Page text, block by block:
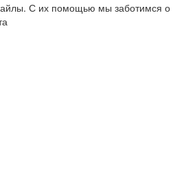
С их помощью мы заботимся о